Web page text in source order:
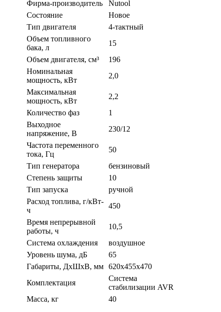
Фирма-производитель
Nutool
Состояние
Новое
Тип двигателя
4-тактный
Объем топливного
бака, л
15
Объем двигателя, см³
196
Номинальная
мощность, кВт
2,0
Максимальная
мощность, кВт
2,2
Количество фаз
1
Выходное
напряжение, В
230/12
Частота переменного
тока, Гц
50
Тип генератора
бензиновый
Степень защиты
10
Тип запуска
ручной
Расход топлива, г/кВт-
ч
450
Время непрерывной
работы, ч
10,5
Система охлаждения
воздушное
Уровень шума, дБ
65
Габариты, ДхШхВ, мм 620х455х470
Комплектация
Система
стабилизации AVR
Масса, кг
40